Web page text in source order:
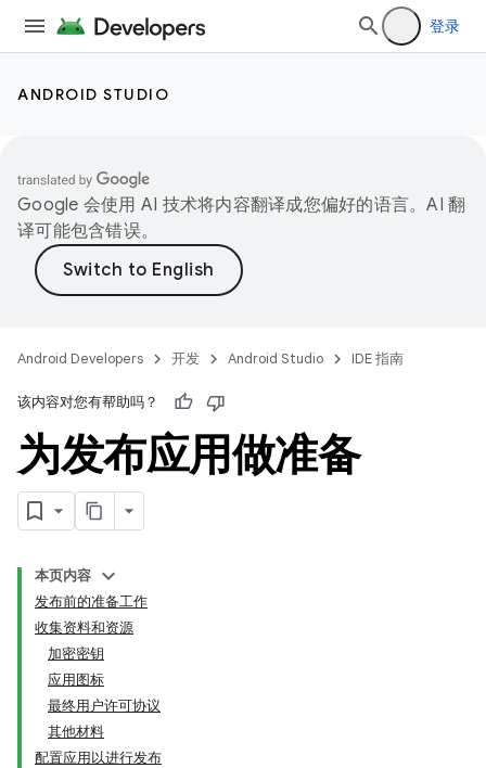
登录
ANDROID STUDIO
Google 会使用 AI 技术将内容翻译成您偏好的语言。AI 翻
译可能包含错误。
Android Developers 开发 Android Studio IDE 指南
该内容对您有帮助吗？
为发布应用做准备
本页内容
发布前的准备工作
收集资料和资源
加密密钥
应用图标
最终用户许可协议
其他材料
配置应用以进行发布